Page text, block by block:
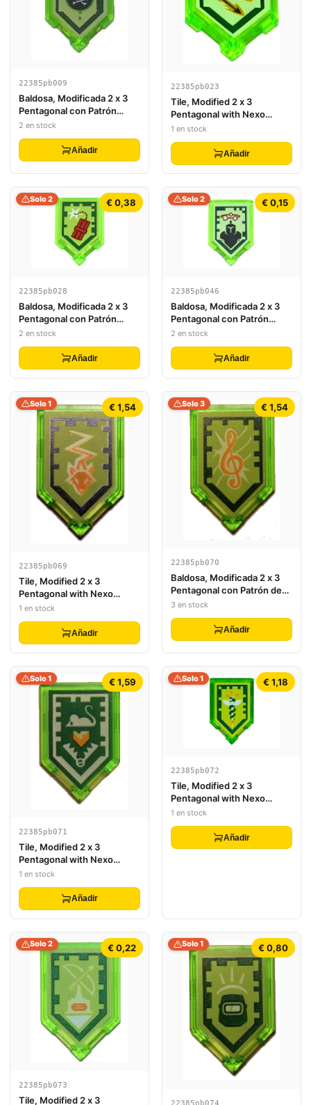
22385pb009
Baldosa, Modificada 2 x 3
Pentagonal con Patrón
Nexo Power Shield - Venom
Bite
2 en stock
Añadir
22385pb023
Tile, Modified 2 x 3
Pentagonal with Nexo
Power Shield Pattern -
Arrow Strike
1 en stock
Añadir
€ 0,38
Solo 2
22385pb028
Baldosa, Modificada 2 x 3
Pentagonal con Patrón
Nexo Power Shield -
Dynamighty
2 en stock
Añadir
€ 0,15
Solo 2
22385pb046
Baldosa, Modificada 2 x 3
Pentagonal con Patrón
Nexo Power Shield - Stone
Stun
2 en stock
Añadir
€ 1,54
Solo 1
22385pb069
Tile, Modified 2 x 3
Pentagonal with Nexo
Power Shield Pattern - Swift
1 en stock
Añadir
€ 1,54
Solo 3
22385pb070
Baldosa, Modificada 2 x 3
Pentagonal con Patrón de
Escudo de Poder Nexo -
3 en stock
Añadir
€ 1,59
Solo 1
22385pb071
Tile, Modified 2 x 3
Pentagonal with Nexo
Power Shield Pattern -
1 en stock
Añadir
€ 1,18
Solo 1
22385pb072
Tile, Modified 2 x 3
Pentagonal with Nexo
Power Shield Pattern -
1 en stock
Añadir
€ 0,22
Solo 2
22385pb073
Tile, Modified 2 x 3
€ 0,80
Solo 1